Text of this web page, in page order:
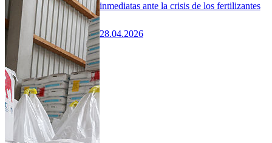
inmediatas ante la crisis de los fertilizantes
28.04.2026